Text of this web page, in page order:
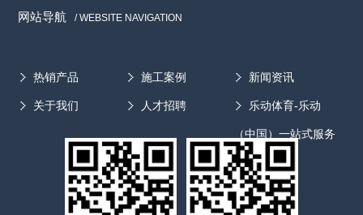
网站导航 / WEBSITE NAVIGATION
热销产品 施工案例 新闻资讯
关于我们 人才招聘 乐动体育-乐动
（中国）一站式服务
官方网站